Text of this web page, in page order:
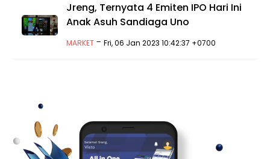
Jreng, Ternyata 4 Emiten IPO Hari Ini
Anak Asuh Sandiaga Uno
MARKET -Fri, 06 Jan 2023 10:42:37 +0700